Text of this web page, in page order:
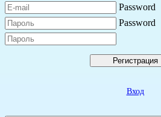
Password
Password
Регистрация
Вход